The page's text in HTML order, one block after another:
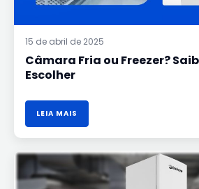
15 de abril de 2025
Câmara Fria ou Freezer?
Escolher
LEIA MAIS
FREEZER
VERTICAL
EVZ21
PORTA